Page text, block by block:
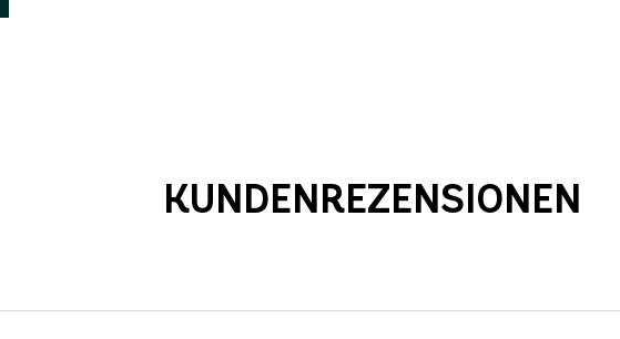
KUNDENREZENSIONEN